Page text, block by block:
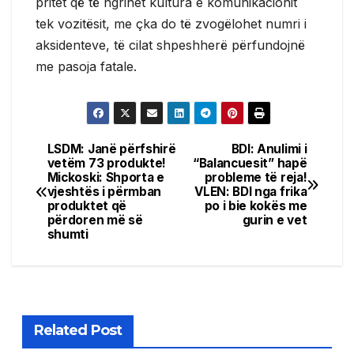
tek vozitësit, me çka do të zvogëlohet numri i
aksidenteve, të cilat shpeshherë përfundojnë
me pasoja fatale.
Post
navigation
BDI: Anulimi i
“Balancuesit” hapë
probleme të reja!
VLEN: BDI nga frika
po i bie kokës me
gurin e vet
LSDM: Janë përfshirë
vetëm 73 produkte!
Mickoski: Shporta e
vjeshtës i përmban
produktet që
përdoren më së
shumti
Related Post